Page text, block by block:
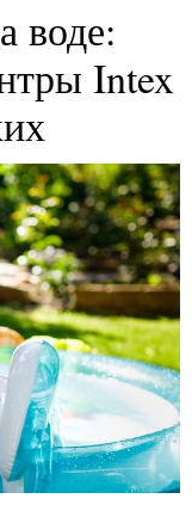
воде:
Intex